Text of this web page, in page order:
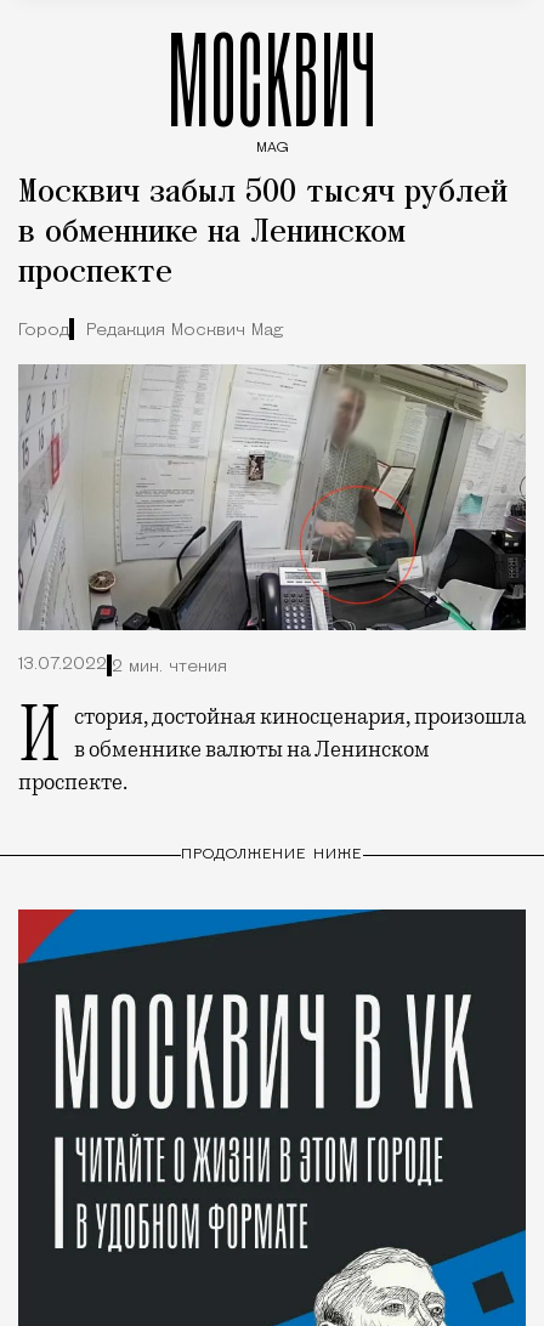
МОСКВИЧ
MAG
Москвич забыл 500 тысяч рублей
в обменнике на Ленинском
проспекте
Город Редакция Москвич Mag
13.07.2022 2 мин. чтения
История, достойная киносценария, произошла в обменнике валюты на Ленинском
проспекте.
ПРОДОЛЖЕНИЕ НИЖЕ